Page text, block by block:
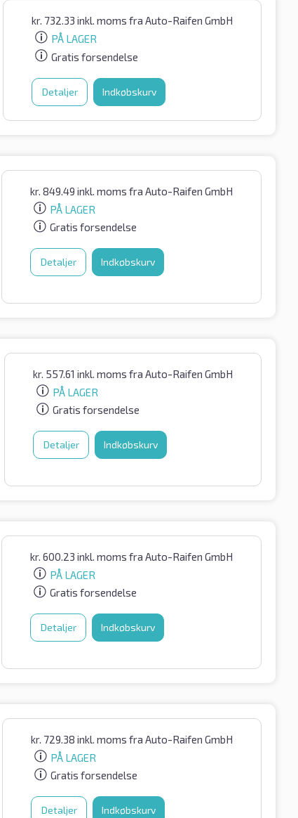
kr. 732.33 inkl. moms fra Auto-Raifen GmbH
PÅ LAGER
Gratis forsendelse
Detaljer Indkøbskurv
kr. 849.49 inkl. moms fra Auto-Raifen GmbH
PÅ LAGER
Gratis forsendelse
Detaljer Indkøbskurv
kr. 557.61 inkl. moms fra Auto-Raifen GmbH
PÅ LAGER
Gratis forsendelse
Detaljer Indkøbskurv
kr. 600.23 inkl. moms fra Auto-Raifen GmbH
PÅ LAGER
Gratis forsendelse
Detaljer Indkøbskurv
kr. 729.38 inkl. moms fra Auto-Raifen GmbH
PÅ LAGER
Gratis forsendelse
Detaljer Indkøbskurv